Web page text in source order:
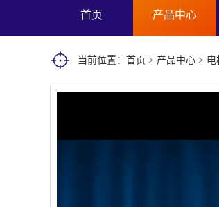
首页 产品中心
当前位置： 首页 > 产品中心 > 电